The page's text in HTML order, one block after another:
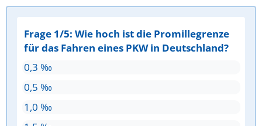
Frage 1/5: Wie hoch ist die Promillegrenze
für das Fahren eines PKW in Deutschland?
0,3 ‰
0,5 ‰
1,0 ‰